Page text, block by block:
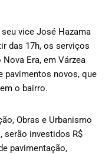
vice José Hazama
das 17h, os serviços
Era, em Várzea
pavimentos novos, que
o bairro.
Obras e Urbanismo
serão investidos R$
pavimentação,